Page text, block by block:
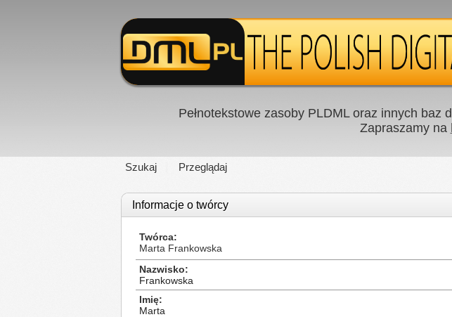
Pełnotekstowe zasoby PLDML oraz innych
Zapraszamy na
Szukaj Przeglądaj
Informacje o twórcy
Twórca
Marta Frankowska
Nazwisko
Frankowska
Imię
Marta